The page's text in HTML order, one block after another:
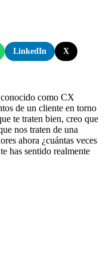
LinkedIn X
como CX
de un cliente en torno
te traten bien, creo que
nos traten de una
ahora ¿cuántas veces
has sentido realmente